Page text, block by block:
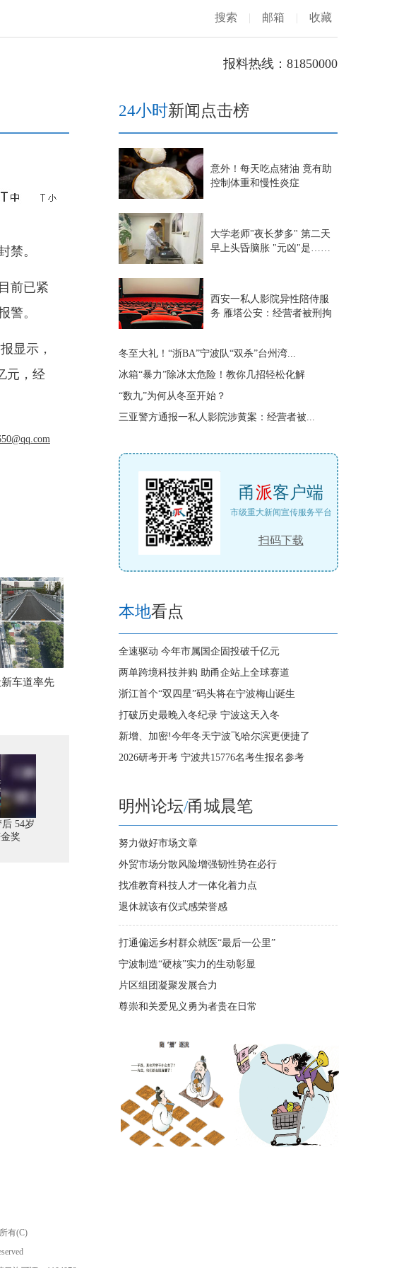
搜索 | 邮箱 | 收藏
报料热线：81850000
禁。
前已紧
警。
显示，
元，经
车道率先
54岁
奖
24小时新闻点击榜
意外！每天吃点猪油 竟有助
控制体重和慢性炎症
大学老师"夜长梦多" 第二天
早上头昏脑胀 "元凶"是……
西安一私人影院异性陪侍服
务 雁塔公安：经营者被刑拘
冬至大礼！“浙BA”宁波队“双杀”台州湾...
冰箱“暴力”除冰太危险！教你几招轻松化解
“数九”为何从冬至开始？
三亚警方通报一私人影院涉黄案：经营者被...
甬派客户端
市级重大新闻宣传服务平台
扫码下载
本地看点
全速驱动 今年市属国企固投破千亿元
两单跨境科技并购 助甬企站上全球赛道
浙江首个“双四星”码头将在宁波梅山诞生
打破历史最晚入冬纪录 宁波这天入冬
新增、加密!今年冬天宁波飞哈尔滨更便捷了
2026研考开考 宁波共15776名考生报名参考
明州论坛/甬城晨笔
努力做好市场文章
外贸市场分散风险增强韧性势在必行
找准教育科技人才一体化着力点
退休就该有仪式感荣誉感
打通偏远乡村群众就医“最后一公里”
宁波制造“硬核”实力的生动彰显
片区组团凝聚发展合力
尊崇和关爱见义勇为者贵在日常
有(C)